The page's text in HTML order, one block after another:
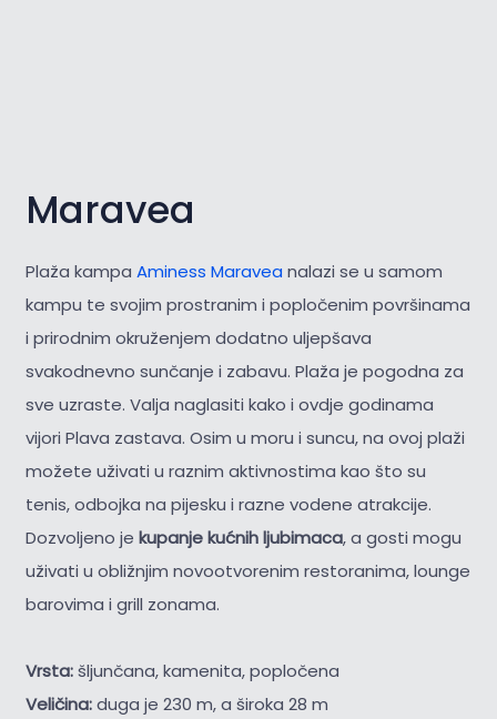
Maravea
Plaža kampa Aminess Maravea nalazi se u samom
kampu te svojim prostranim i popločenim površinama
i prirodnim okruženjem dodatno uljepšava
svakodnevno sunčanje i zabavu. Plaža je pogodna za
sve uzraste. Valja naglasiti kako i ovdje godinama
vijori Plava zastava. Osim u moru i suncu, na ovoj plaži
možete uživati u raznim aktivnostima kao što su
tenis, odbojka na pijesku i razne vodene atrakcije.
Dozvoljeno je kupanje kućnih ljubimaca, a gosti mogu
uživati u obližnjim novootvorenim restoranima, lounge
barovima i grill zonama.
Vrsta:šljunčana, kamenita, popločena
Veličina:duga je 230 m, a široka 28 m